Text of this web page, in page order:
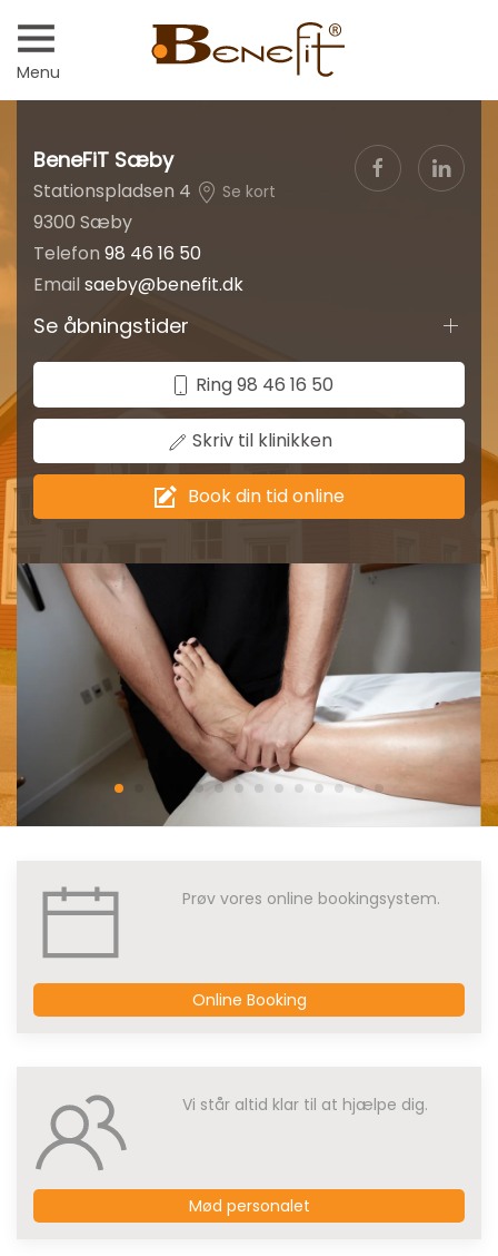
Menu
BeneFiT Sæby
Stationspladsen 4 Se kort
9300 Sæby
Telefon 98 46 16 50
Email saeby@benefit.dk
Se åbningstider
Ring 98 46 16 50
Skriv til klinikken
Book din tid online
Prøv vores online bookingsystem.
Online Booking
Vi står altid klar til at hjælpe dig.
Mød personalet